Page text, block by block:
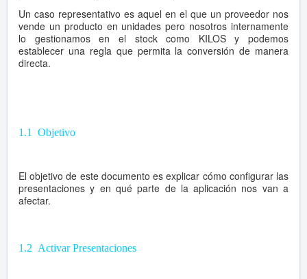
Un caso representativo es aquel en el que un proveedor nos
vende un producto en unidades pero nosotros internamente
lo gestionamos en el stock como KILOS y podemos
establecer una regla que permita la conversión de manera
directa.
1.1 Objetivo
El objetivo de este documento es explicar cómo configurar las
presentaciones y en qué parte de la aplicación nos van a
afectar.
1.2 Activar Presentaciones